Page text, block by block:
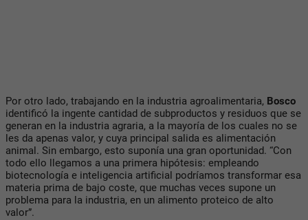
Por otro lado, trabajando en la industria agroalimentaria, Bosco
identificó la ingente cantidad de subproductos y residuos que se
generan en la industria agraria, a la mayoría de los cuales no se
les da apenas valor, y cuya principal salida es alimentación
animal. Sin embargo, esto suponía una gran oportunidad. “Con
todo ello llegamos a una primera hipótesis: empleando
biotecnología e inteligencia artificial podríamos transformar esa
materia prima de bajo coste, que muchas veces supone un
problema para la industria, en un alimento proteico de alto
valor”.